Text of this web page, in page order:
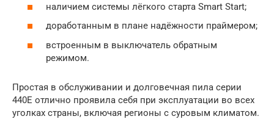
наличием системы лёгкого старта Smart Start;
доработанным в плане надёжности праймером;
встроенным в выключатель обратным
режимом.
Простая в обслуживании и долговечная пила серии
440E отлично проявила себя при эксплуатации во всех
уголках страны, включая регионы с суровым климатом.